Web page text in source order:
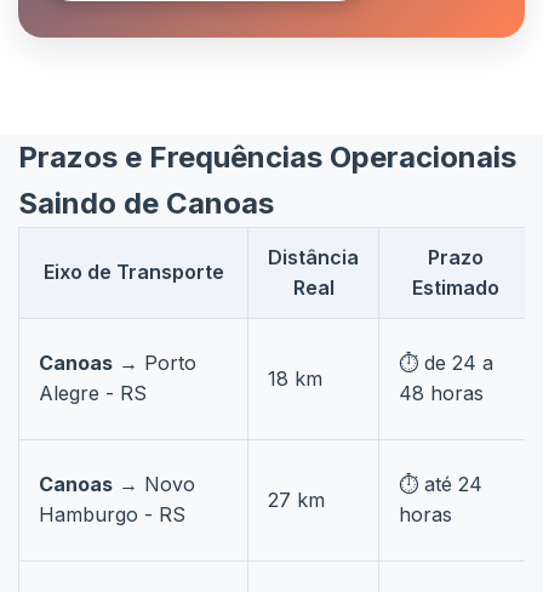
Prazos e Frequências Operacionais
Saindo de Canoas
Eixo de Transporte
Distância
Real
Prazo
Estimado
Canoas → Porto
Alegre - RS
18 km
⏱️ de 24 a
48 horas
Canoas → Novo
Hamburgo - RS
27 km
⏱️ até 24
horas